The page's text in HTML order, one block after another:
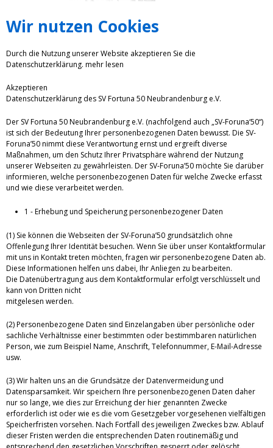
Wir nutzen Cookies
Durch die Nutzung unserer Website akzeptieren Sie die
Datenschutzerklärung. mehr lesen
Akzeptieren
Datenschutzerklärung des SV Fortuna 50 Neubrandenburg e.V.
Der SV Fortuna 50 Neubrandenburg e.V. (nachfolgend auch „SV-Foruna‘50“)
ist sich der Bedeutung Ihrer personenbezogenen Daten bewusst. Die SV-
Foruna’50 nimmt diese Verantwortung ernst und ergreift diverse
Maßnahmen, um den Schutz Ihrer Privatsphäre während der Nutzung
unserer Webseiten zu gewährleisten. Der SV-Foruna’50 möchte Sie darüber
informieren, welche personenbezogenen Daten für welche Zwecke erfasst
und wie diese verarbeitet werden.
1 - Erhebung und Speicherung personenbezogener Daten
(1) Sie können die Webseiten der SV-Foruna’50 grundsätzlich ohne
Offenlegung Ihrer Identität besuchen. Wenn Sie über unser Kontaktformular
mit uns in Kontakt treten möchten, fragen wir personenbezogene Daten ab.
Diese Informationen helfen uns dabei, Ihr Anliegen zu bearbeiten.
Die Datenübertragung aus dem Kontaktformular erfolgt verschlüsselt und
kann von Dritten nicht
mitgelesen werden.
(2) Personenbezogene Daten sind Einzelangaben über persönliche oder
sachliche Verhältnisse einer bestimmten oder bestimmbaren natürlichen
Person, wie zum Beispiel Name, Anschrift, Telefonnummer, E-Mail-Adresse
usw.
(3) Wir halten uns an die Grundsätze der Datenvermeidung und
Datensparsamkeit. Wir speichern Ihre personenbezogenen Daten daher
nur so lange, wie dies zur Erreichung der hier genannten Zwecke
erforderlich ist oder wie es die vom Gesetzgeber vorgesehenen vielfältigen
Speicherfristen vorsehen. Nach Fortfall des jeweiligen Zweckes bzw. Ablauf
dieser Fristen werden die entsprechenden Daten routinemäßig und